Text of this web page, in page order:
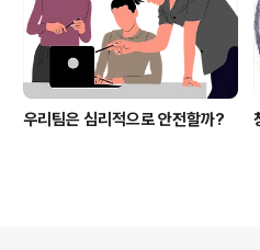
우리팀은 심리적으로 안전할까?